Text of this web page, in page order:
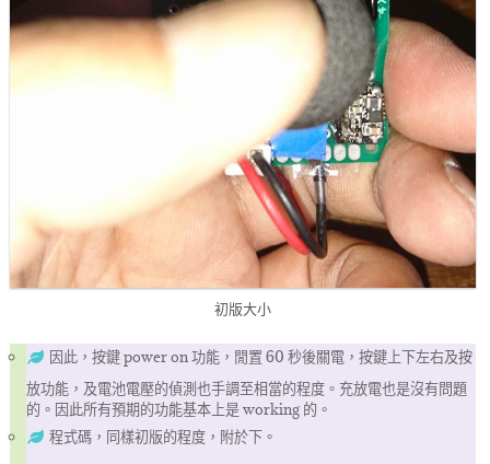
初版大小
因此，按鍵 power on 功能，閒置 60 秒後關電，按鍵上下左右及按
放功能，及電池電壓的偵測也手調至相當的程度。充放電也是沒有問題
的。因此所有預期的功能基本上是 working 的。
程式碼，同樣初版的程度，附於下。